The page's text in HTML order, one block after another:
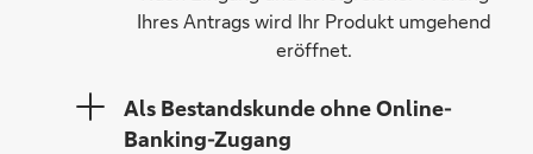
Ihres Antrags wird Ihr Produkt umgehend
eröffnet.
Als Bestandskunde ohne Online-
Banking-Zugang